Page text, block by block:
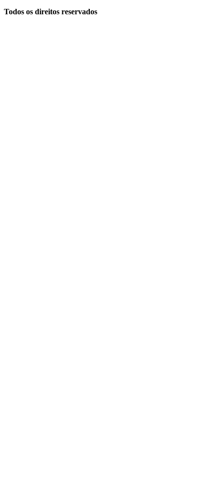
Todos os direitos reservados